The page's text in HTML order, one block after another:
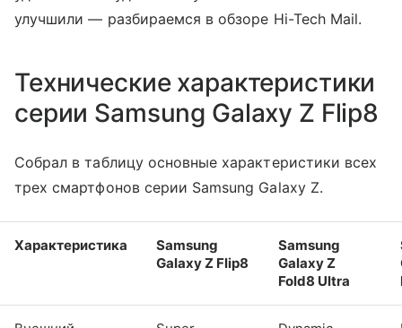
улучшили — разбираемся в обзоре Hi-Tech Mail.
Технические характеристики
серии Samsung Galaxy Z Flip8
Собрал в таблицу основные характеристики всех
трех смартфонов серии Samsung Galaxy Z.
Характеристика
Samsung
Galaxy Z Flip8
Samsung
Galaxy Z
Fold8 Ultra